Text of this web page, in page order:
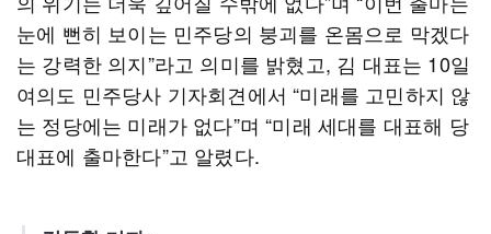
눈에 뻔히 보이는 민주당의 붕괴를 온몸으로 막겠다
는 강력한 의지”라고 의미를 밝혔고, 김 대표는 10일
여의도 민주당사 기자회견에서 “미래를 고민하지 않
는 정당에는 미래가 없다”며 “미래 세대를 대표해 당
대표에 출마한다”고 알렸다.